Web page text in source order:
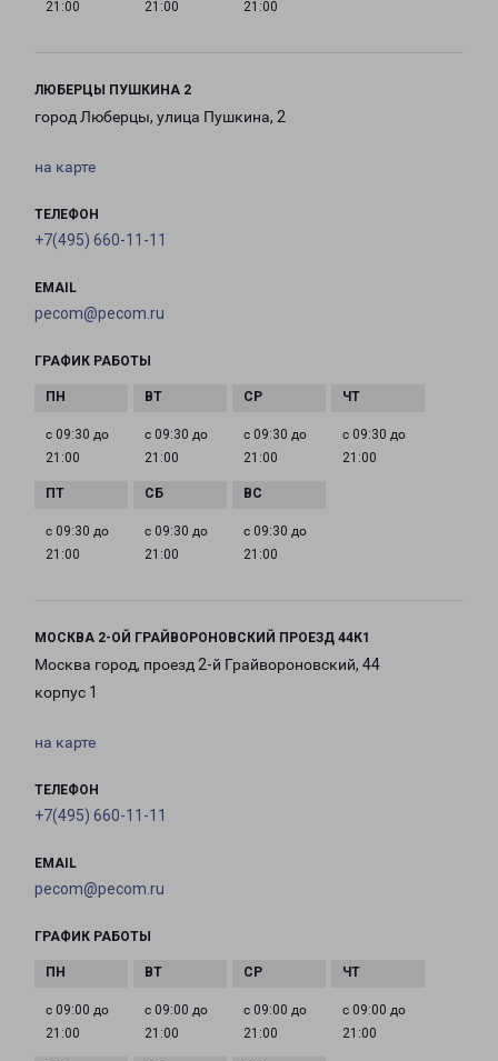
21:00 21:00 21:00
ЛЮБЕРЦЫ ПУШКИНА 2
город Люберцы, улица Пушкина, 2
на карте
ТЕЛЕФОН
+7(495) 660-11-11
EMAIL
pecom@pecom.ru
ГРАФИК РАБОТЫ
с 09:30 до
21:00
с 09:30 до
21:00
с 09:30 до
21:00
с 09:30 до
21:00
с 09:30 до
21:00
с 09:30 до
21:00
с 09:30 до
21:00
МОСКВА 2-ОЙ ГРАЙВОРОНОВСКИЙ ПРОЕЗД 44К1
Москва город, проезд 2-й Грайвороновский, 44
корпус 1
на карте
ТЕЛЕФОН
+7(495) 660-11-11
EMAIL
pecom@pecom.ru
ГРАФИК РАБОТЫ
с 09:00 до
21:00
с 09:00 до
21:00
с 09:00 до
21:00
с 09:00 до
21:00